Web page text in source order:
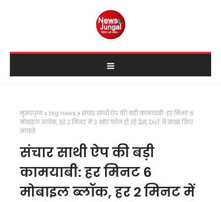
मुख्यपृष्ठ big news
संचार साथी ऐप की बड़ी कामयाबी: हर मिनट 6
मोबाइल ब्लॉक, हर 2 मिनट में 3 खोए फोन हो रहे ट्रेस, DoT ने साझा किए
आंकड़े
संचार साथी ऐप की बड़ी
कामयाबी: हर मिनट 6
मोबाइल ब्लॉक, हर 2 मिनट में